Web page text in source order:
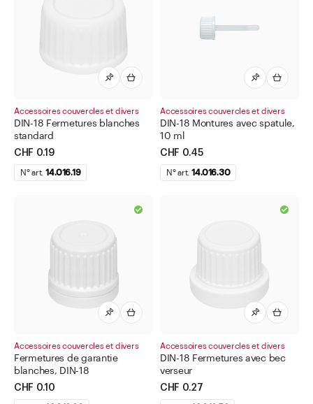
Accessoires couvercles et divers
DIN-18 Fermetures blanches
standard
CHF 0.19
N° art. 14.016.19
Accessoires couvercles et divers
DIN-18 Montures avec spatule,
10 ml
CHF 0.45
N° art. 14.016.30
Accessoires couvercles et divers
Fermetures de garantie
blanches, DIN-18
CHF 0.10
Accessoires couvercles et divers
DIN-18 Fermetures avec bec
verseur
CHF 0.27